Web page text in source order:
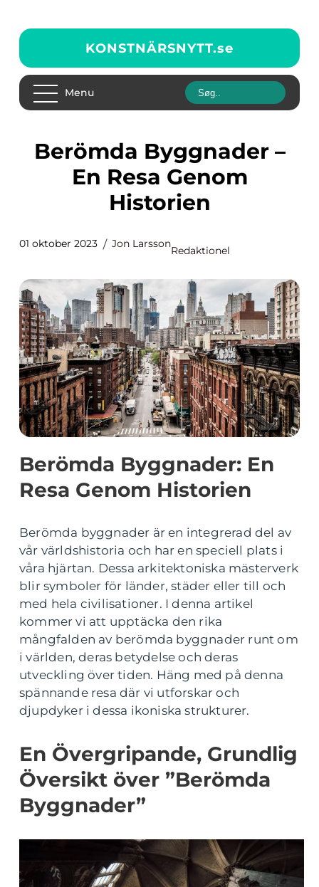
KONSTNÄRSNYTT.se
Menu
Berömda Byggnader –
En Resa Genom
Historien
01 oktober 2023 Jon Larsson
Redaktionel
Berömda Byggnader: En
Resa Genom Historien
Berömda byggnader är en integrerad del av
vår världshistoria och har en speciell plats i
våra hjärtan. Dessa arkitektoniska mästerverk
blir symboler för länder, städer eller till och
med hela civilisationer. I denna artikel
kommer vi att upptäcka den rika
mångfalden av berömda byggnader runt om
i världen, deras betydelse och deras
utveckling över tiden. Häng med på denna
spännande resa där vi utforskar och
djupdyker i dessa ikoniska strukturer.
En Övergripande, Grundlig
Översikt över ”Berömda
Byggnader”